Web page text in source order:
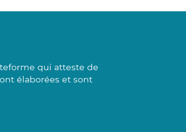
qui atteste de
élaborées et sont